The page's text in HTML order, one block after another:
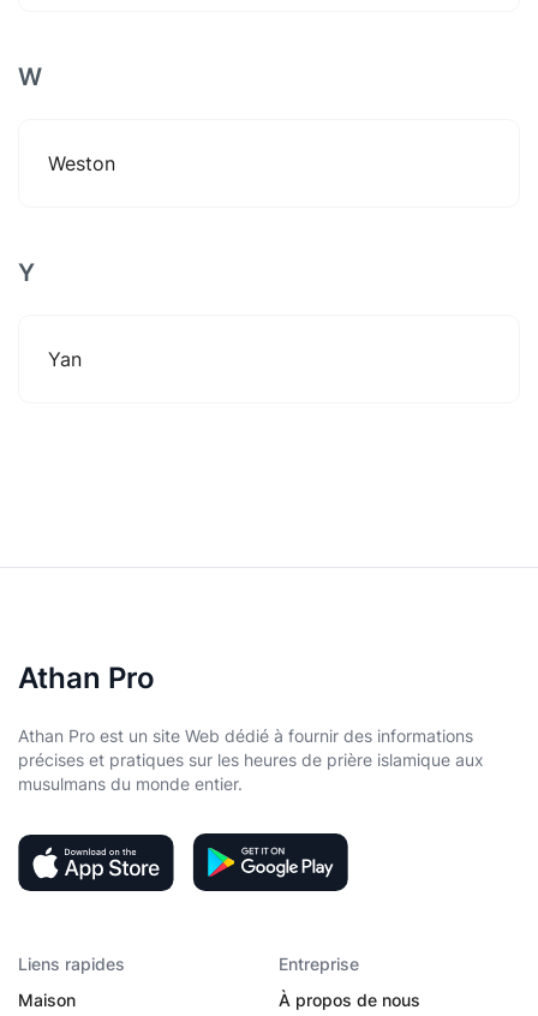
W
Weston
Y
Yan
Athan Pro
Athan Pro est un site Web dédié à fournir des informations
précises et pratiques sur les heures de prière islamique aux
musulmans du monde entier.
Liens rapides
Maison
Entreprise
À propos de nous